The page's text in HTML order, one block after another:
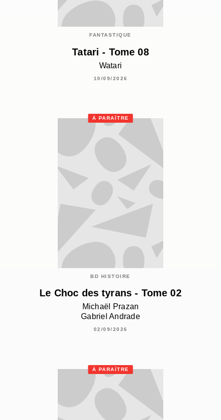
FANTASTIQUE
Tatari - Tome 08
Watari
10/09/2026
À PARAÎTRE
BD HISTOIRE
Le Choc des tyrans - Tome 02
Michaël Prazan
Gabriel Andrade
02/09/2026
À PARAÎTRE